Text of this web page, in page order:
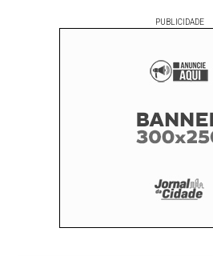
PUBLICIDADE